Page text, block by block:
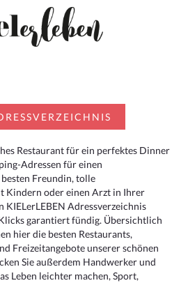
Restaurant für ein perfektes Dinner
Adressen für einen
Freundin, tolle
Kindern oder einen Arzt in Ihrer
KIELerLEBEN Adressverzeichnis
garantiert fündig. Übersichtlich
hier die besten Restaurants,
Freizeitangebote unserer schönen
Sie außerdem Handwerker und
Leben leichter machen, Sport,